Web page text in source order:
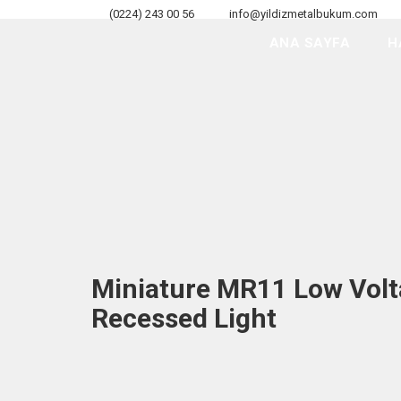
(0224) 243 00 56 info@yildizmetalbukum.com
Miniature MR11 Low
Recessed Light